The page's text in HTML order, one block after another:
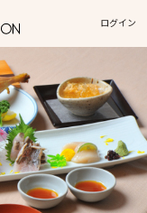
ログイン